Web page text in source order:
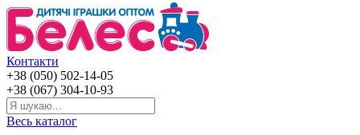
Контакти
+38 (050) 502-14-05
+38 (067) 304-10-93
Весь каталог